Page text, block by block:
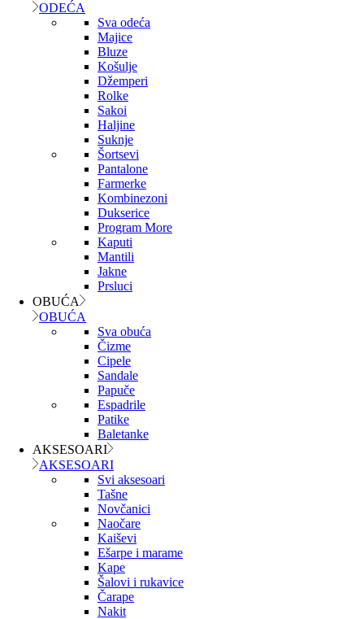
ODEĆA
Sva odeća
Majice
Bluze
Košulje
Džemperi
Rolke
Sakoi
Haljine
Suknje
Šortsevi
Pantalone
Farmerke
Kombinezoni
Dukserice
Program More
Kaputi
Mantili
Jakne
Prsluci
OBUĆA
OBUĆA
Sva obuća
Čizme
Cipele
Sandale
Papuče
Espadrile
Patike
Baletanke
AKSESOARI
AKSESOARI
Svi aksesoari
Tašne
Novčanici
Naočare
Kaiševi
Ešarpe i marame
Kape
Šalovi i rukavice
Čarape
Nakit